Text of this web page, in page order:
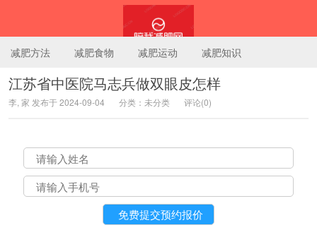
陪我减肥网
减肥方法 减肥食物 减肥运动 减肥知识
江苏省中医院马志兵做双眼皮怎样
李, 家 发布于 2024-09-04 分类：未分类 评论(0)